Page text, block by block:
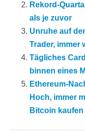
Rekord-
als je zuvor
Unruhe auf
Trader, immer
Tägliches
binnen eines
Ethereum-
Hoch, immer
Bitcoin kaufen